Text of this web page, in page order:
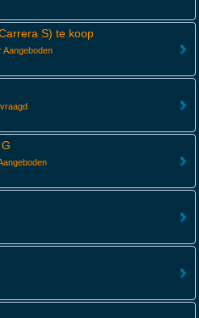
S) te koop
Aangeboden